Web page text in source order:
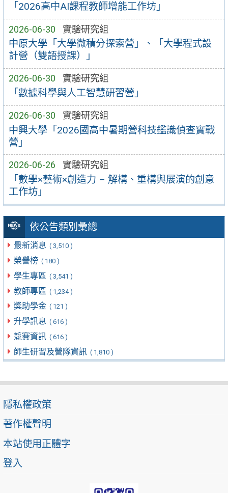
「2026高中AI課程教師增能工作坊」
2026-06-30 實驗研究組
中原大學「大學微積分探索營」、「大學程式設
計營（雙語授課）」
2026-06-30 實驗研究組
「數據科學與人工智慧研習營」
2026-06-30 實驗研究組
中興大學「2026國高中暑期營科技鑑識偵查實戰
營」
2026-06-26 實驗研究組
「數學×藝術×創造力 – 解構、重構與展演的創意
工作坊」
依公告類別彙總
最新消息 ( 3,510 )
榮譽榜 ( 180 )
學生專區 ( 3,541 )
教師專區 ( 1,234 )
獎助學金 ( 121 )
升學訊息 ( 616 )
競賽資訊 ( 616 )
師生研習及營隊資訊 ( 1,810 )
隱私權政策
著作權聲明
本站使用正體字
登入